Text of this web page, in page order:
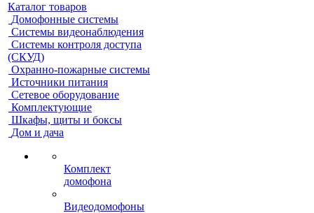
Каталог товаров
Домофонные системы
Системы видеонаблюдения
Системы контроля доступа
(СКУД)
Охранно-пожарные системы
Источники питания
Сетевое оборудование
Комплектующие
Шкафы, щиты и боксы
Дом и дача
Комплект
домофона
Видеодомофоны